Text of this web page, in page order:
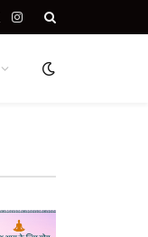
Instagram